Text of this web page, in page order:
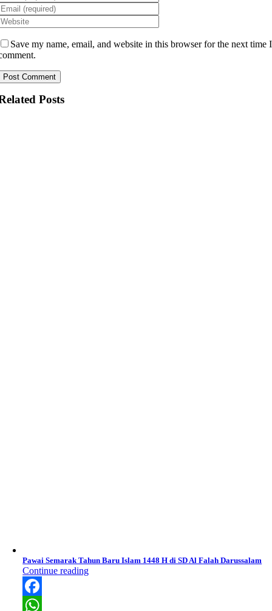
Save my name, email, and website in this browser for the next time I
Posts
Pawai Semarak Tahun Baru Islam 1448 H di SD Al Falah Darussalam
Continue reading
Facebook